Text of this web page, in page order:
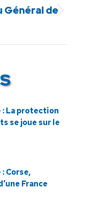
Général de
: La protection
se joue sur le
Corse,
France